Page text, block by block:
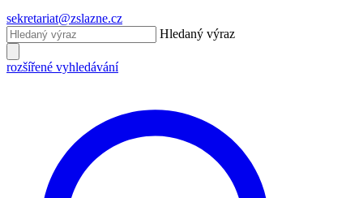
sekretariat@zslazne.cz
Hledaný výraz
rozšířené vyhledávání